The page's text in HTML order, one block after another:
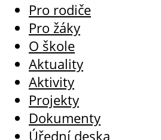
Pro rodiče
Pro žáky
O škole
Aktuality
Aktivity
Projekty
Dokumenty
Úřední deska